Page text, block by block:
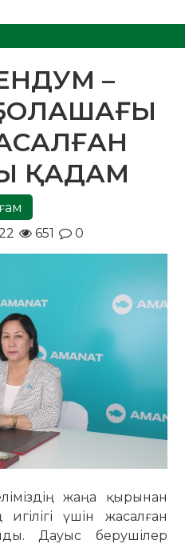
–
БОЛАШАҒЫ
ҚАДАМ
651 0
жаңа қырынан
үшін жасалған
Дауыс берушілер